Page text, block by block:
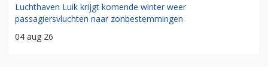
Luchthaven Luik krijgt komende winter weer
passagiersvluchten naar zonbestemmingen
04 aug 26